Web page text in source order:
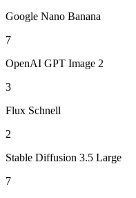
Google Nano Banana
7
OpenAI GPT Image 2
3
Flux Schnell
2
Stable Diffusion 3.5 Large
7